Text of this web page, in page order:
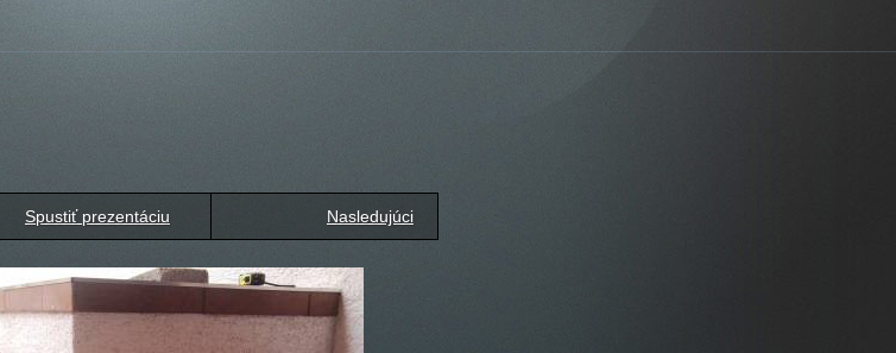
Spustiť prezentáciu Nasledujúci